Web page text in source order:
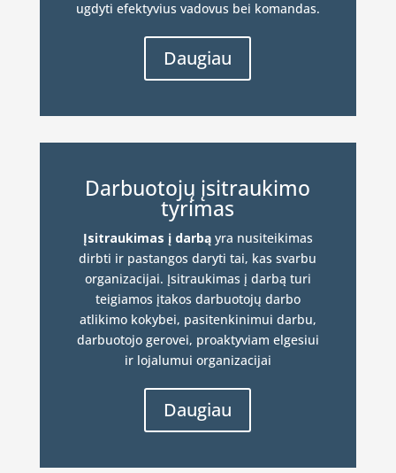
ugdyti efektyvius vadovus bei komandas.
Daugiau
Darbuotojų įsitraukimo
tyrimas
Įsitraukimas į darbąyra nusiteikimas
dirbti ir pastangos daryti tai, kas svarbu
organizacijai. Įsitraukimas į darbą turi
teigiamos įtakos darbuotojų darbo
atlikimo kokybei, pasitenkinimui darbu,
darbuotojo gerovei, proaktyviam elgesiui
ir lojalumui organizacijai
Daugiau